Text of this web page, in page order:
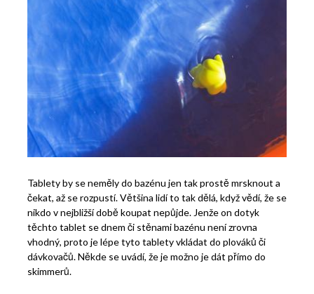
Tablety by se neměly do bazénu jen tak prostě mrsknout a
čekat, až se rozpustí. Většina lidí to tak dělá, když vědí, že se
nikdo v nejbližší době koupat nepůjde. Jenže on dotyk
těchto tablet se dnem či stěnami bazénu není zrovna
vhodný, proto je lépe tyto tablety vkládat do plováků či
dávkovačů. Někde se uvádí, že je možno je dát přímo do
skimmerů.